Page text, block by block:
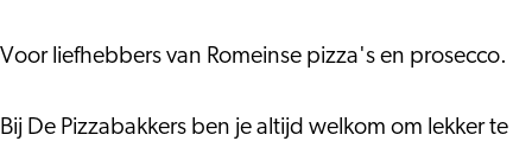
Voor liefhebbers van Romeinse pizza's en prosecco.
Bij De Pizzabakkers ben je altijd welkom om lekker te